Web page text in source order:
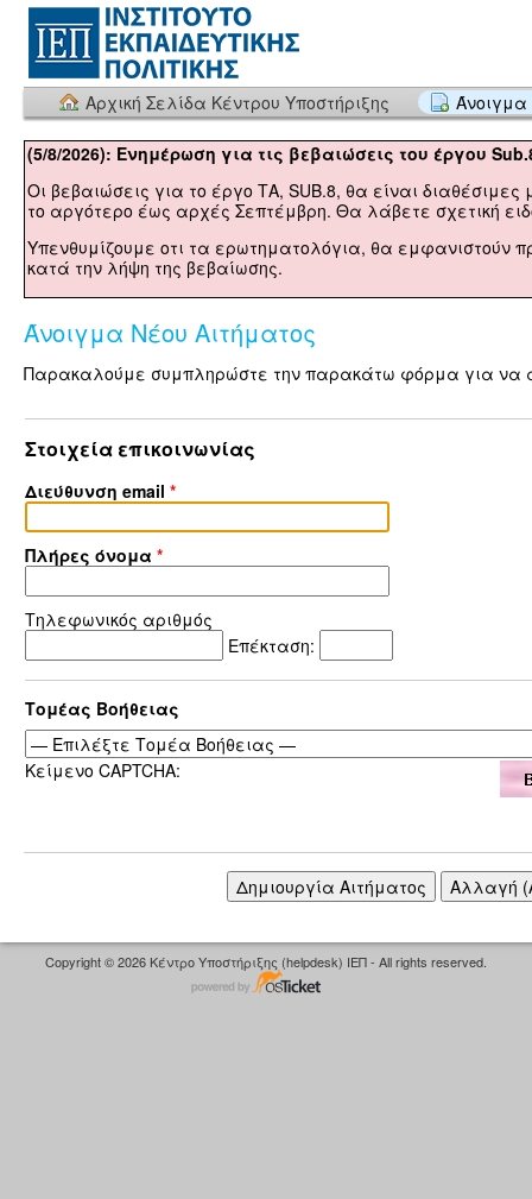
Αρχική Σελίδα Κέντρου Υποστήριξης Άνοιγμα
(5/8/2026): Ενημέρωση για τις βεβαιώσεις του έργου
Οι βεβαιώσεις για το έργο ΤΑ, SUB.8, θα είναι
το αργότερο έως αρχές Σεπτέμβρη. Θα λάβετε σχετική
Υπενθυμίζουμε οτι τα ερωτηματολόγια, θα εμφανιστούν
κατά την λήψη της βεβαίωσης.
Άνοιγμα Νέου Αιτήματος
Παρακαλούμε συμπληρώστε την παρακάτω φόρμα για να
Στοιχεία επικοινωνίας
Διεύθυνση email *
Πλήρες όνομα *
Τηλεφωνικός αριθμός
Επέκταση:
Τομέας Βοήθειας
Κείμενο CAPTCHA:
Copyright © 2026 Κέντρο Υποστήριξης (helpdesk) ΙΕΠ - All rights reserved.